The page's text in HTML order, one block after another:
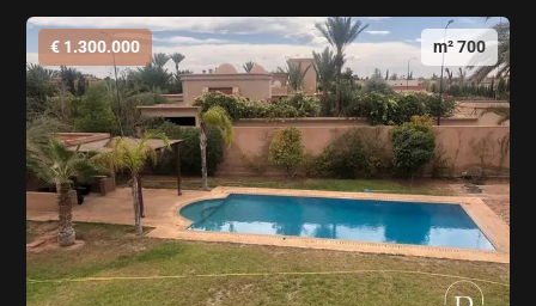
700 m²
1.300.000 €